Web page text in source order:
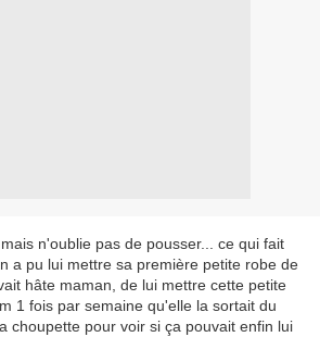
n'oublie pas de pousser... ce qui fait
a pu lui mettre sa première petite robe de
hâte maman, de lui mettre cette petite
1 fois par semaine qu'elle la sortait du
choupette pour voir si ça pouvait enfin lui